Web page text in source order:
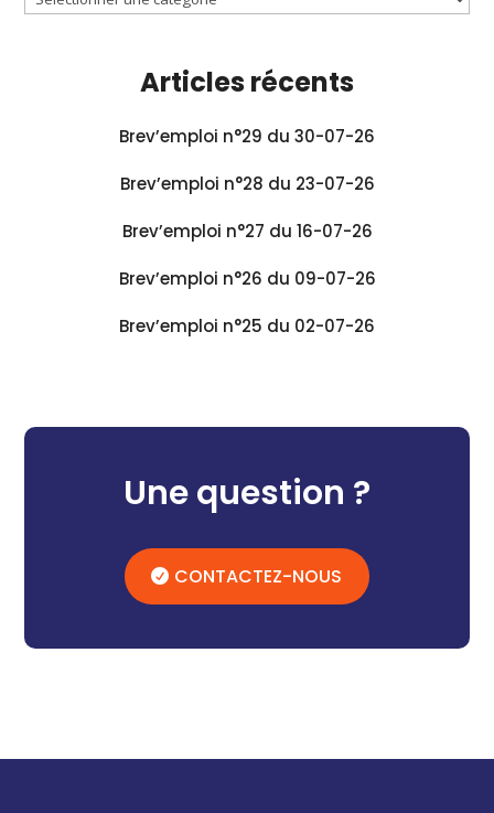
Articles récents
Brev’emploi n°29 du 30-07-26
Brev’emploi n°28 du 23-07-26
Brev’emploi n°27 du 16-07-26
Brev’emploi n°26 du 09-07-26
Brev’emploi n°25 du 02-07-26
Une question ?
CONTACTEZ-NOUS